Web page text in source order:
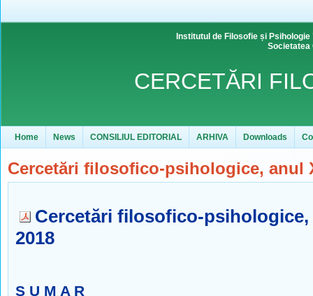
Institutul de Filosofie și
Societatea
CERCETĂRI
Home News CONSILIUL EDITORIAL ARHIVA Downloads
Cercetări filosofico-psihologice, anul
Cercetări filosofico-psihologice,
2018
S U M A R